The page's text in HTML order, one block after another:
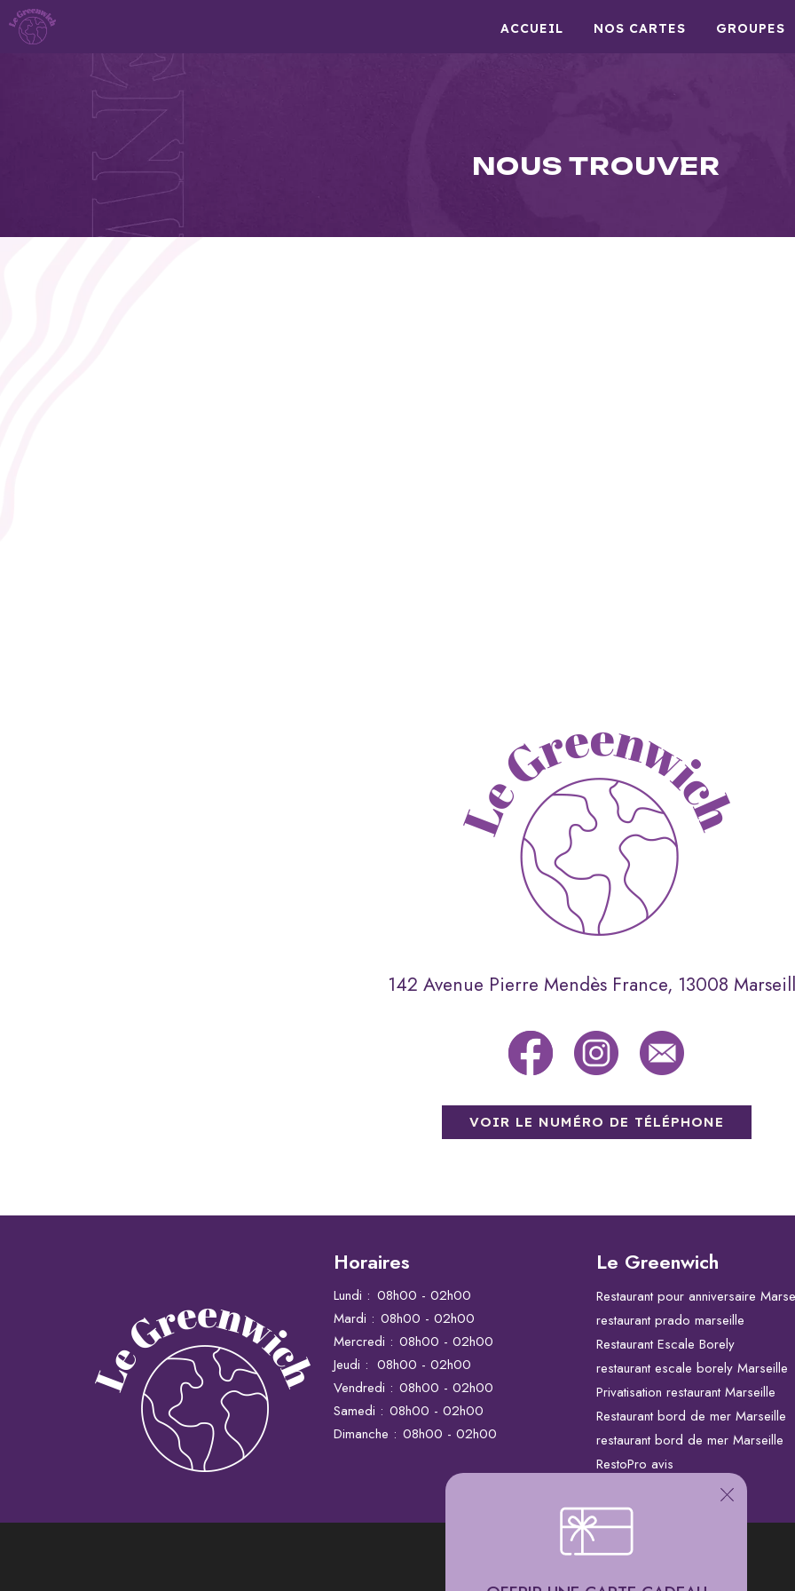
ACCUEIL NOS CARTES GROUPES
NOUS TROUVER
142 Avenue Pierre Mendès France, 13008
VOIR LE NUMÉRO DE TÉLÉPHONE
Horaires
Lundi : 08h00 - 02h00
Mardi : 08h00 - 02h00
Mercredi : 08h00 - 02h00
Jeudi : 08h00 - 02h00
Vendredi : 08h00 - 02h00
Samedi : 08h00 - 02h00
Dimanche : 08h00 - 02h00
Le Greenwich
Restaurant pour anniversaire
restaurant prado marseille
Restaurant Escale Borely
restaurant escale borely Marseille
Privatisation restaurant Marseille
Restaurant bord de mer Marseille
restaurant bord de mer Marseille
RestoPro avis